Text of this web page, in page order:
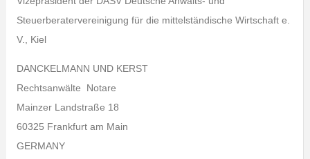
Steuerberatervereinigung für die mittelständische Wirtschaft e.
V., Kiel
DANCKELMANN UND KERST
Rechtsanwälte Notare
Mainzer Landstraße 18
60325 Frankfurt am Main
GERMANY